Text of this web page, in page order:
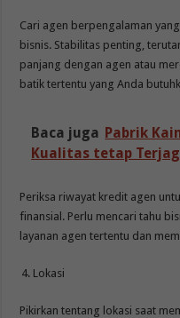
Cari agen berpengalaman
bisnis. Stabilitas penting,
panjang dengan agen atau
batik tertentu yang Anda
Baca juga Pabrik
Kualitas tetap
Periksa riwayat kredit agen
finansial. Perlu mencari tahu
layanan agen tertentu dan
Lokasi
Pikirkan tentang lokasi saat